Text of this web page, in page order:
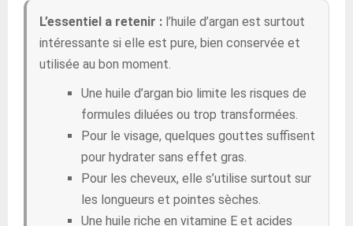
L’essentiel a retenir : l’huile d’argan est surtout
intéressante si elle est pure, bien conservée et
utilisée au bon moment.
Une huile d’argan bio limite les risques de
formules diluées ou trop transformées.
Pour le visage, quelques gouttes suffisent
pour hydrater sans effet gras.
Pour les cheveux, elle s’utilise surtout sur
les longueurs et pointes sèches.
Une huile riche en vitamine E et acides